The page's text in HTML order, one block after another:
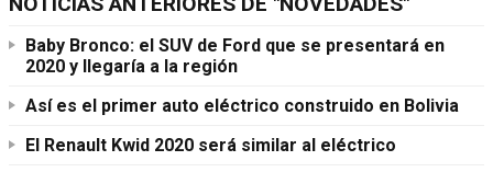
Baby Bronco: el SUV de Ford que se presentará en
2020 y llegaría a la región
Así es el primer auto eléctrico construido en Bolivia
El Renault Kwid 2020 será similar al eléctrico